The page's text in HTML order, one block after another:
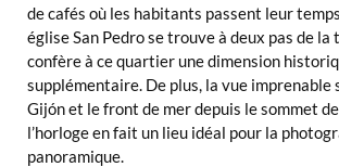
de cafés où les habitants passent leur
église San Pedro se trouve à deux pas de la
confère à ce quartier une dimension
supplémentaire. De plus, la vue imprenable
Gijón et le front de mer depuis le sommet
l’horloge en fait un lieu idéal pour la
panoramique.